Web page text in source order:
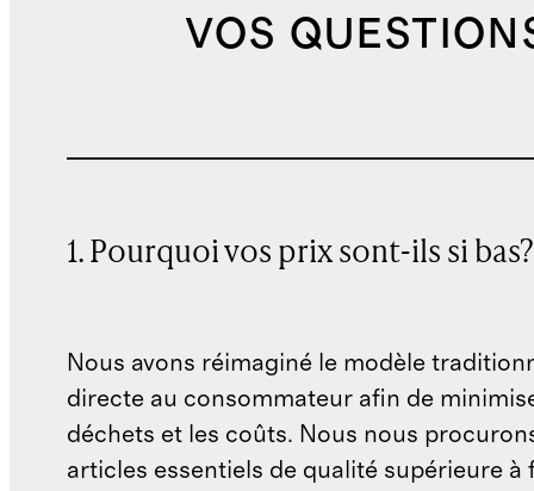
VOS
1. Pourquoi vos prix sont-ils si bas?
Nous avons réimaginé le modèle
directe au consommateur afin de
déchets et les coûts. Nous nous
articles essentiels de qualité supérieure à